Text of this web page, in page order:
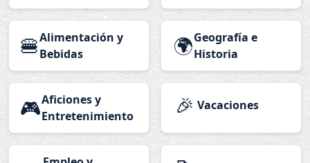
🍔Alimentación y
Bebidas
🌍Geografía e
Historia
🎮Aficiones y
Entretenimiento
🎉 Vacaciones